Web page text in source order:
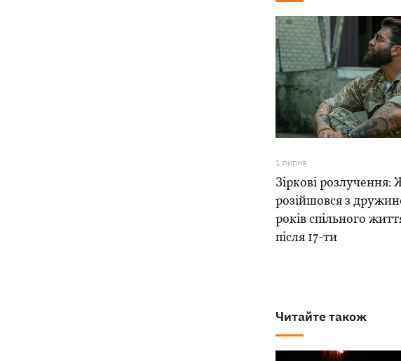
1 липня
Зіркові розлучення:
розійшовся з
років спільного
після 17-ти
Читайте також